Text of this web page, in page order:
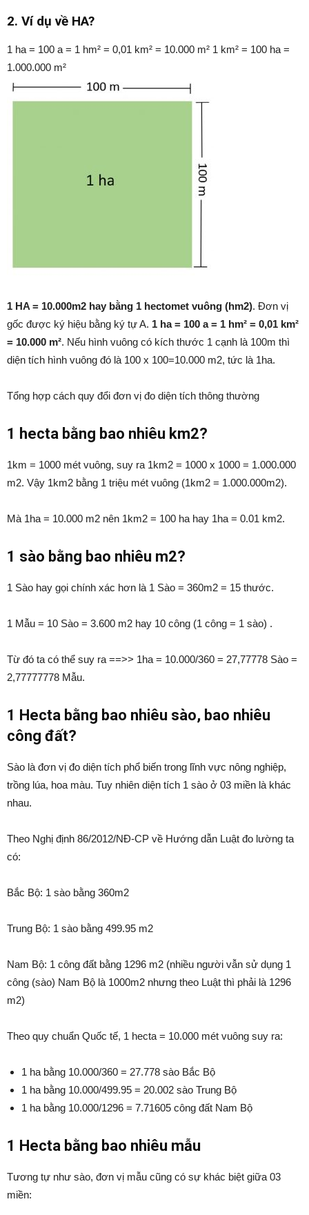
2. Ví dụ về HA?
1 ha = 100 a = 1 hm² = 0,01 km² = 10.000 m² 1 km² = 100 ha =
1.000.000 m²
1 HA = 10.000m2 hay bằng 1 hectomet vuông (hm2). Đơn vị
gốc được ký hiệu bằng ký tự A. 1 ha = 100 a = 1 hm² = 0,01 km²
= 10.000 m². Nếu hình vuông có kích thước 1 cạnh là 100m thì
diện tích hình vuông đó là 100 x 100=10.000 m2, tức là 1ha.
Tổng hợp cách quy đổi đơn vị đo diện tích thông thường
1 hecta bằng bao nhiêu km2?
1km = 1000 mét vuông, suy ra 1km2 = 1000 x 1000 = 1.000.000
m2. Vậy 1km2 bằng 1 triệu mét vuông (1km2 = 1.000.000m2).
Mà 1ha = 10.000 m2 nên 1km2 = 100 ha hay 1ha = 0.01 km2.
1 sào bằng bao nhiêu m2?
1 Sào hay gọi chính xác hơn là 1 Sào = 360m2 = 15 thước.
1 Mẫu = 10 Sào = 3.600 m2 hay 10 công (1 công = 1 sào) .
Từ đó ta có thể suy ra ==>> 1ha = 10.000/360 = 27,77778 Sào =
2,77777778 Mẫu.
1 Hecta bằng bao nhiêu sào, bao nhiêu
công đất?
Sào là đơn vị đo diện tích phổ biến trong lĩnh vực nông nghiệp,
trồng lúa, hoa màu. Tuy nhiên diện tích 1 sào ở 03 miền là khác
nhau.
Theo Nghị định 86/2012/NĐ-CP về Hướng dẫn Luật đo lường ta
có:
Bắc Bộ: 1 sào bằng 360m2
Trung Bộ: 1 sào bằng 499.95 m2
Nam Bộ: 1 công đất bằng 1296 m2 (nhiều người vẫn sử dụng 1
công (sào) Nam Bộ là 1000m2 nhưng theo Luật thì phải là 1296
m2)
Theo quy chuẩn Quốc tế, 1 hecta = 10.000 mét vuông suy ra:
1 ha bằng 10.000/360 = 27.778 sào Bắc Bộ
1 ha bằng 10.000/499.95 = 20.002 sào Trung Bộ
1 ha bằng 10.000/1296 = 7.71605 công đất Nam Bộ
1 Hecta bằng bao nhiêu mẫu
Tương tự như sào, đơn vị mẫu cũng có sự khác biệt giữa 03
miền: